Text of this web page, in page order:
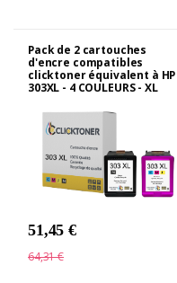
Pack de 2 cartouches
d'encre compatibles
clicktoner équivalent à HP
303XL - 4 COULEURS - XL
51,45 €
64,31 €